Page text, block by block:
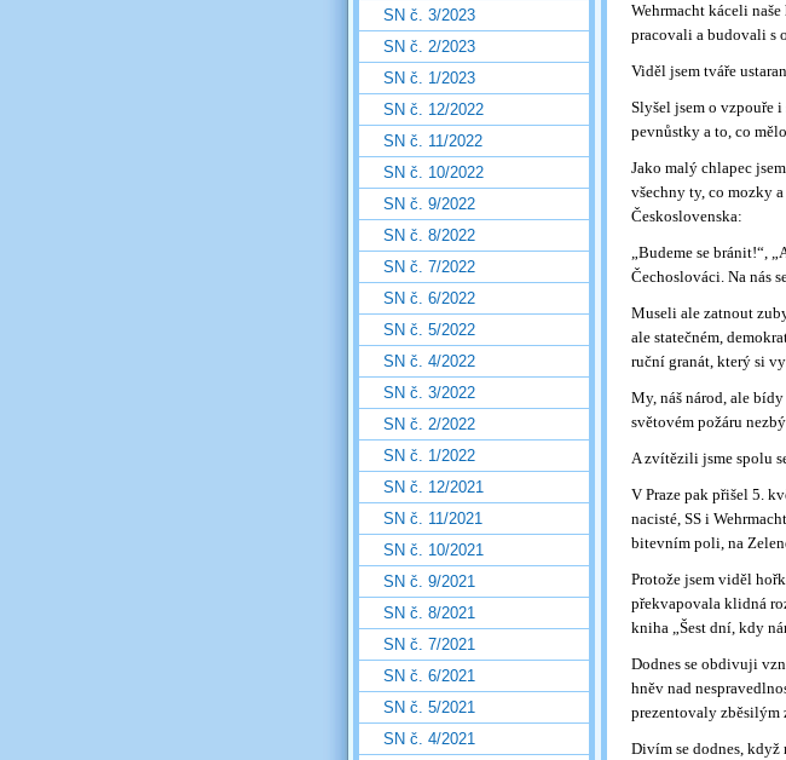
Wehrmacht káceli
pracovali a budovali s
Viděl jsem tváře
Slyšel jsem o vzpouře
pevnůstky a to, co
Jako malý chlapec
všechny ty, co mozky
Československa:
„Budeme se bránit!“,
Čechoslováci. Na nás
Museli ale zatnout
ale statečném,
ruční granát, který si
My, náš národ, ale
světovém požáru
A zvítězili jsme spolu
V Praze pak přišel 5.
nacisté, SS i
bitevním poli, na
Protože jsem viděl
překvapovala klidná
kniha „Šest dní, kdy
Dodnes se obdivuji
hněv nad
prezentovaly zběsilým
Divím se dodnes,
SN č. 3/2023
SN č. 2/2023
SN č. 1/2023
SN č. 12/2022
SN č. 11/2022
SN č. 10/2022
SN č. 9/2022
SN č. 8/2022
SN č. 7/2022
SN č. 6/2022
SN č. 5/2022
SN č. 4/2022
SN č. 3/2022
SN č. 2/2022
SN č. 1/2022
SN č. 12/2021
SN č. 11/2021
SN č. 10/2021
SN č. 9/2021
SN č. 8/2021
SN č. 7/2021
SN č. 6/2021
SN č. 5/2021
SN č. 4/2021